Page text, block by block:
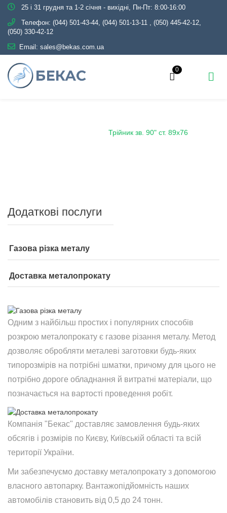
25 і 31 грудня та 1-2 січня - вихідні, Пн-Пт: 8:00-16:00
Телефон: (044) 501-43-44, (044) 501-13-11 , (050) 445-42-12,
(050) 330-42-12
Email: sales@bekas.com.ua
0
Трійник зв. 90" ст. 89х76
Додаткові послуги
Газова різка металу
Доставка металопрокату
Одним з найбільш простих і популярних способів
розкрою металопрокату є газове різання металу. Метод
дозволяє обробляти металеві заготовки будь-яких
типорозмірів на потрібні шматки, причому для цього не
потрібно дороге обладнання й витратні матеріали, що
позначається на вартості проведення робіт.
Компанія "Бекас" доставляє замовлення будь-яких
обсягів і розмірів по Києву, Київській області та всій
території України.
Ми забезпечуємо доставку металопрокату з допомогою
власного автопарку. Вантажопідйомність наших
автомобілів становить від 0,5 до 24 тонн.